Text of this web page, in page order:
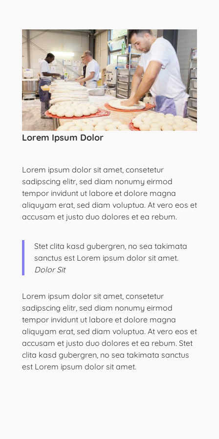
Lorem Ipsum Dolor
Lorem ipsum dolor sit amet, consetetur
sadipscing elitr, sed diam nonumy eirmod
tempor invidunt ut labore et dolore magna
aliquyam erat, sed diam voluptua. At vero eos et
accusam et justo duo dolores et ea rebum.
Stet clita kasd gubergren, no sea takimata
sanctus est Lorem ipsum dolor sit amet.
Dolor Sit
Lorem ipsum dolor sit amet, consetetur
sadipscing elitr, sed diam nonumy eirmod
tempor invidunt ut labore et dolore magna
aliquyam erat, sed diam voluptua. At vero eos et
accusam et justo duo dolores et ea rebum. Stet
clita kasd gubergren, no sea takimata sanctus
est Lorem ipsum dolor sit amet.